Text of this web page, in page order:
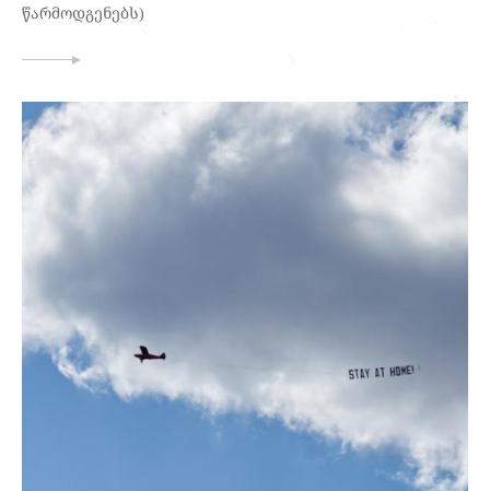
წარმოდგენებს)